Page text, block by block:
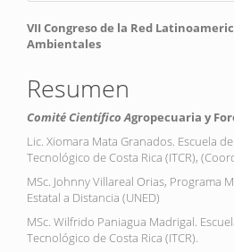
Contenido
principal
del
artículo
VII Congreso de la Red
Ambientales
Resumen
Comité Científico Agropecuaria y
Lic. Xiomara Mata Granados. Escuela
Tecnológico de Costa Rica (ITCR),
MSc. Johnny Villareal Orias, Programa
Estatal a Distancia (UNED)
MSc. Wilfrido Paniagua Madrigal.
Tecnológico de Costa Rica (ITCR).